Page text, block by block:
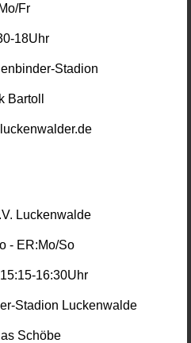
Mo/Fr
18Uhr
Stadion
Bartoll
Luckenwalde
- ER:Mo/So
16:30Uhr
Stadion Luckenwalde
Schöbe